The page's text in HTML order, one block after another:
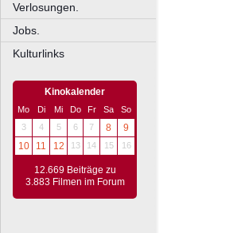
Verlosungen.
Jobs.
Kulturlinks
Kinokalender
Mo Di Mi Do Fr Sa
So
3
4 5 6 7 8
9
10
11 12 13 14 15 16
12.669 Beiträge zu
3.883 Filmen im Forum